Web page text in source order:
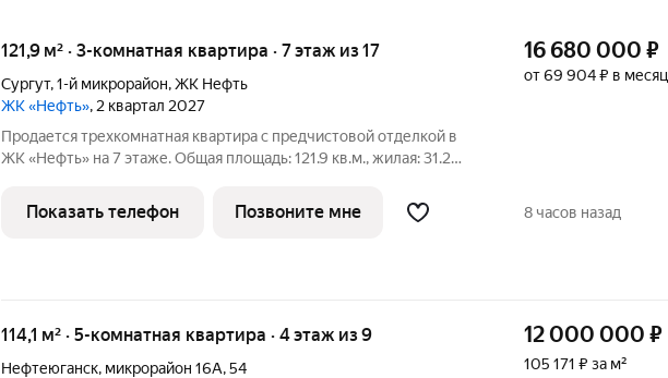
121,9 м² · 3-комнатная квартира · 7 этаж из 17
Сургут,1-й микрорайон,ЖК Нефть
ЖК «Нефть», 2 квартал 2027
Продается трехкомнатная квартира с предчистовой отделкой в
ЖК «Нефть» на 7 этаже. Общая площадь: 121.9 кв.м., жилая: 31.2
Двухуровневая квартира с кухней-гостиной и двумя спальнями в
квартале
16 680 000 ₽
от 69 904 ₽ в месяц
Показать телефон Позвоните мне 8 часов назад
114,1 м² · 5-комнатная квартира · 4 этаж из 9
Нефтеюганск, микрорайон 16А,54
12 000 000 ₽
105 171 ₽ за м²